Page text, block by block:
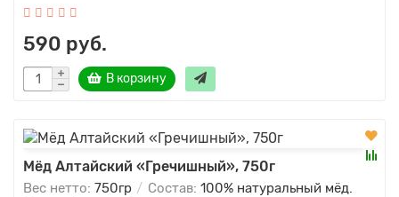
590 руб.
В корзину
Мёд Алтайский «Гречишный», 750г
Вес нетто: 750гр Состав: 100% натуральный мёд.